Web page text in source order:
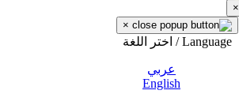
×
×
Language / اختر اللغة
عربي
English